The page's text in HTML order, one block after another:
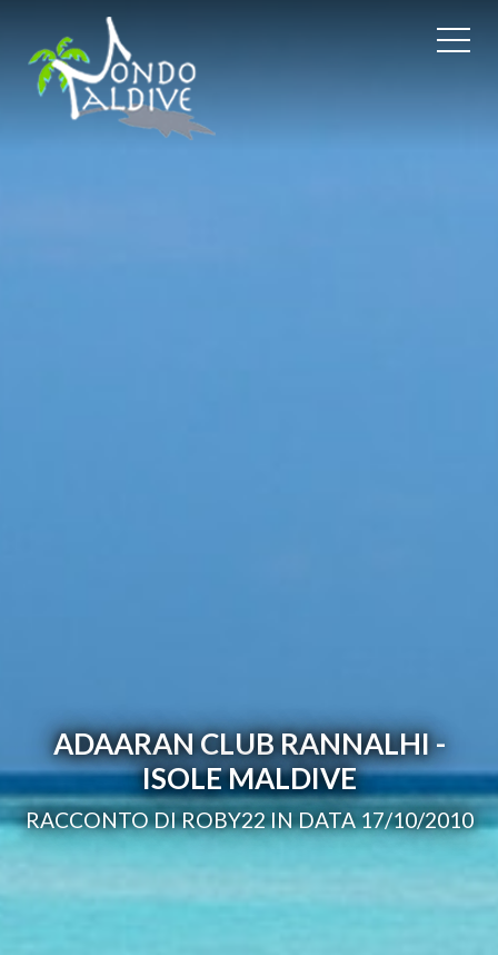
ADAARAN CLUB RANNALHI -
ISOLE MALDIVE
RACCONTO DI ROBY22 IN DATA 17/10/2010